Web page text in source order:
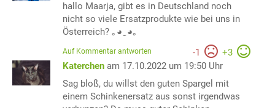
hallo Maarja, gibt es in Deutschland noch
nicht so viele Ersatzprodukte wie bei uns in
Österreich? ｡◕‿◕｡
-1 +3
Auf Kommentar antworten
Katerchen am 17.10.2022 um 19:50 Uhr
Sag bloß, du willst den guten Spargel mit
einem Schinkenersatz aus sonst irgendwas